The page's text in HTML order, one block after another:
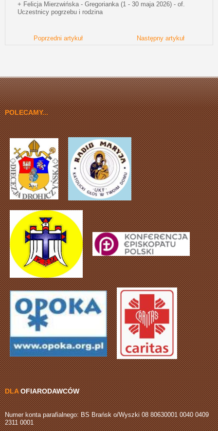
+ Felicja Mierzwińska - Gregorianka (1 - 30 maja 2026) - of.
Uczestnicy pogrzebu i rodzina
Poprzedni artykuł Następny artykuł
POLECAMY...
DLAOFIARODAWCÓW
Numer konta parafialnego: BS Brańsk o/Wyszki 08 80630001 0040 0409
2311 0001